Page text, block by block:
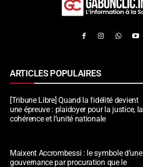
ARTICLES POPULAIRES
[Tribune Libre] Quand la fidélité devient
une épreuve : plaidoyer pour la justice, la
cohérence et l’unité nationale
Maixent Accrombessi : le symbole d’une
gouvernance par procuration que le